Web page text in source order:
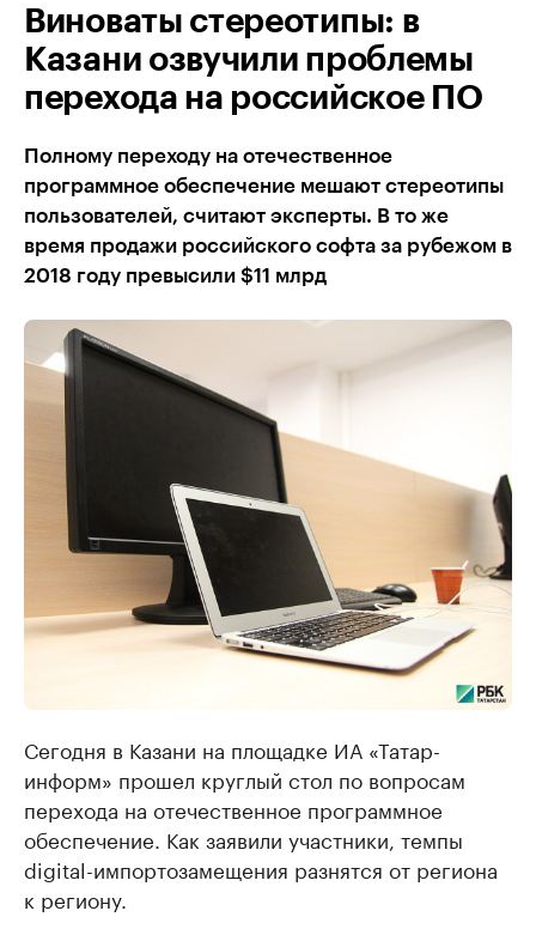
Виноваты стереотипы: в
Казани озвучили проблемы
перехода на российское ПО
Полному переходу на отечественное
программное обеспечение мешают стереотипы
пользователей, считают эксперты. В то же
время продажи российского софта за рубежом в
2018 году превысили $11 млрд
Сегодня в Казани на площадке ИА «Татар-
информ» прошел круглый стол по вопросам
перехода на отечественное программное
обеспечение. Как заявили участники, темпы
digital-импортозамещения разнятся от региона
к региону.